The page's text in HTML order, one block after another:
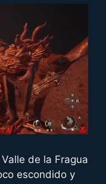
de la Fragua
escondido y